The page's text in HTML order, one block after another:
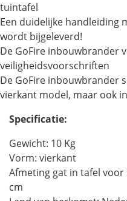
tuintafel
Een duidelijke handleiding
wordt bijgeleverd!
De GoFire inbouwbrander
veiligheidsvoorschriften
De GoFire inbouwbrander
vierkant model, maar ook
Specificatie:
Gewicht: 10 Kg
Vorm: vierkant
Afmeting gat in tafel
cm